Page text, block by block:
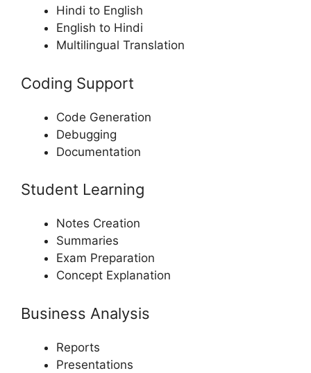
Hindi to English
English to Hindi
Multilingual Translation
Coding Support
Code Generation
Debugging
Documentation
Student Learning
Notes Creation
Summaries
Exam Preparation
Concept Explanation
Business Analysis
Reports
Presentations